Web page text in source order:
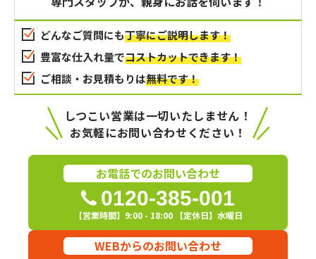
どんなご質問にも丁寧にご説明します！
豊富な仕入れ量でコストカットできます！
ご相談・お見積もりは無料です！
しつこい営業は一切いたしません！
お気軽にお問い合わせください！
お電話でのお問い合わせ
0120-385-001
【営業時間】9:00 - 18:00 【定休日】水曜日
WEBからのお問い合わせ